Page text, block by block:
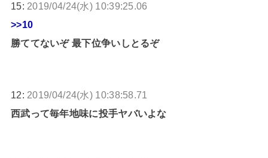
15: 2019/04/24(水) 10:39:25.06
>>10
勝ててないぞ 最下位争いしとるぞ
12: 2019/04/24(水) 10:38:58.71
西武って毎年地味に投手ヤバいよな